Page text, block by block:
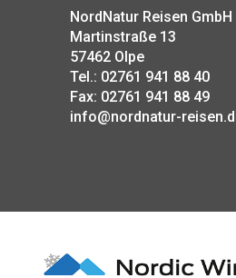
NordNatur Reisen GmbH
Martinstraße 13
57462 Olpe
Tel.: 02761 941 88 40
Fax: 02761 941 88 49
info@nordnatur-